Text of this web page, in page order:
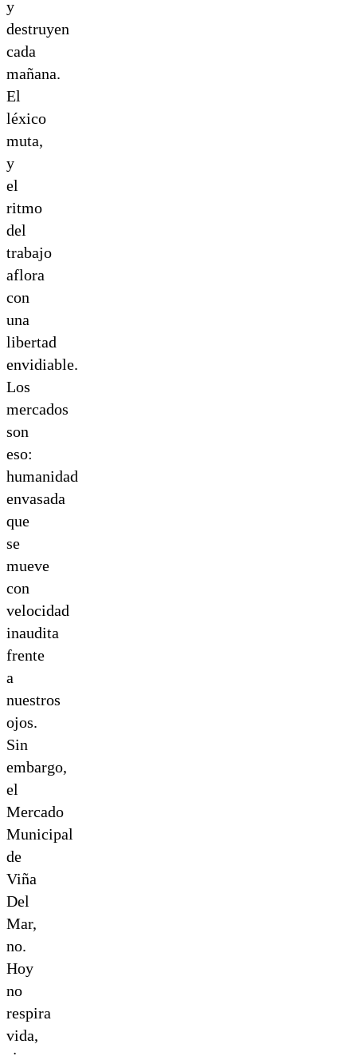
y
destruyen
cada
mañana.
El
léxico
muta,
y
el
ritmo
del
trabajo
aflora
con
una
libertad
envidiable.
Los
mercados
son
eso:
humanidad
envasada
que
se
mueve
con
velocidad
inaudita
frente
a
nuestros
ojos.
Sin
embargo,
el
Mercado
Municipal
de
Viña
Del
Mar,
no.
Hoy
no
respira
vida,